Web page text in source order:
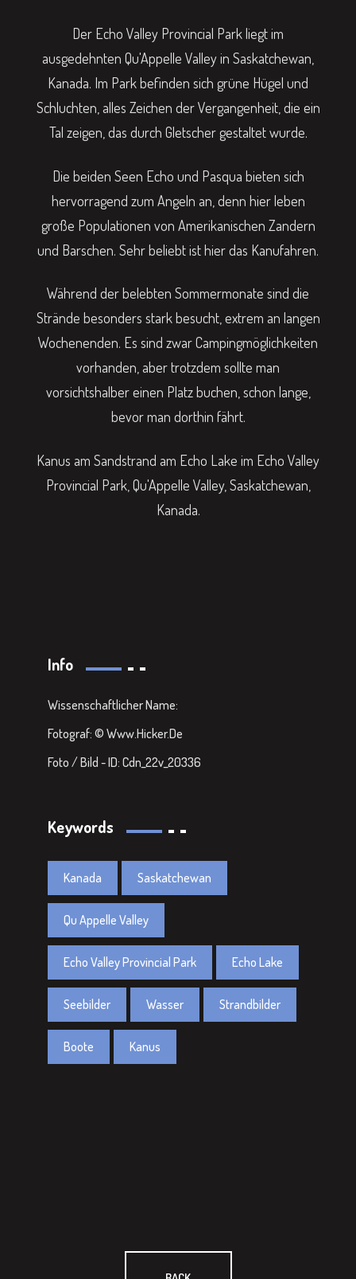
Der Echo Valley Provincial Park liegt im
ausgedehnten Qu'Appelle Valley in Saskatchewan,
Kanada. Im Park befinden sich grüne Hügel und
Schluchten, alles Zeichen der Vergangenheit, die ein
Tal zeigen, das durch Gletscher gestaltet wurde.
Die beiden Seen Echo und Pasqua bieten sich
hervorragend zum Angeln an, denn hier leben
große Populationen von Amerikanischen Zandern
und Barschen. Sehr beliebt ist hier das Kanufahren.
Während der belebten Sommermonate sind die
Strände besonders stark besucht, extrem an langen
Wochenenden. Es sind zwar Campingmöglichkeiten
vorhanden, aber trotzdem sollte man
vorsichtshalber einen Platz buchen, schon lange,
bevor man dorthin fährt.
Kanus am Sandstrand am Echo Lake im Echo Valley
Provincial Park, Qu'Appelle Valley, Saskatchewan,
Kanada.
Info
Wissenschaftlicher Name:
Fotograf: © Www.Hicker.de
Foto / Bild - ID: Cdn_22v_20336
Keywords
Kanada Saskatchewan
Qu Appelle Valley
Echo Valley Provincial Park Echo Lake
Seebilder Wasser Strandbilder
Boote Kanus